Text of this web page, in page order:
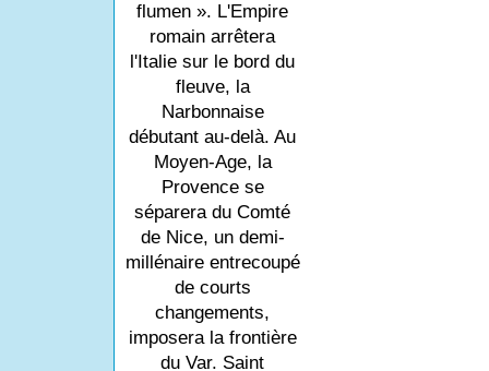
flumen ». L'Empire
romain arrêtera
l'Italie sur le bord du
fleuve, la
Narbonnaise
débutant au-delà. Au
Moyen-Age, la
Provence se
séparera du Comté
de Nice, un demi-
millénaire entrecoupé
de courts
changements,
imposera la frontière
du Var. Saint